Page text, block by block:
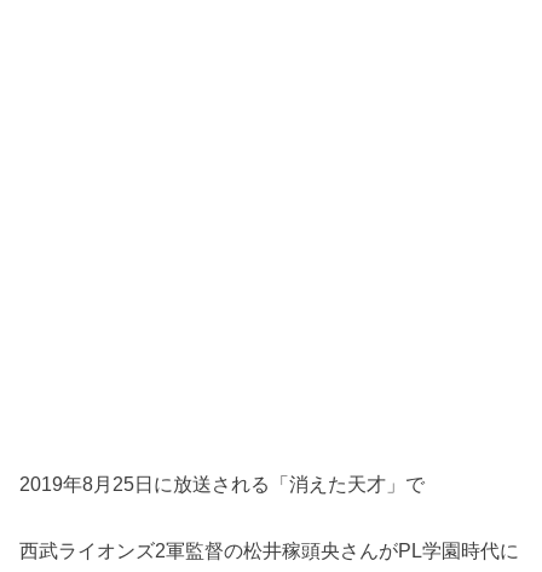
2019年8月25日に放送される「消えた天才」で
西武ライオンズ2軍監督の松井稼頭央さんがPL学園時代に